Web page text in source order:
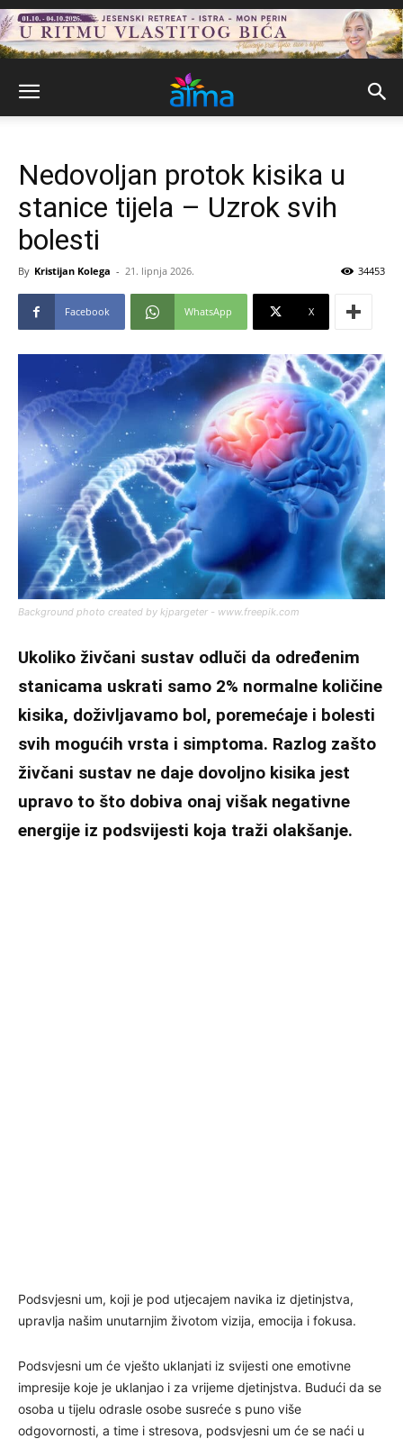
Nedovoljan protok kisika u
stanice tijela – Uzrok svih
bolesti
By Kristijan Kolega - 21. lipnja 2026. 34453
Facebook WhatsApp X
Background photo created by kjpargeter - www.freepik.com
Ukoliko živčani sustav odluči da određenim
stanicama uskrati samo 2% normalne količine
kisika, doživljavamo bol, poremećaje i bolesti
svih mogućih vrsta i simptoma. Razlog zašto
živčani sustav ne daje dovolj­no kisika jest
upravo to što dobiva onaj višak nega­tivne
energije iz podsvijesti koja traži olakšanje.
Podsvjesni um, koji je pod utjecajem navika iz djetinjstva,
upravlja našim unutarnjim životom vizija, emocija i fokusa.
Podsvjesni um će vješto uklanjati iz svijesti one emotivne
impresije koje je uklanjao i za vri­jeme djetinjstva. Budući da se
osoba u tijelu odrasle osobe susreće s puno više
odgovornosti, a time i stresova, podsvjesni um će se naći u